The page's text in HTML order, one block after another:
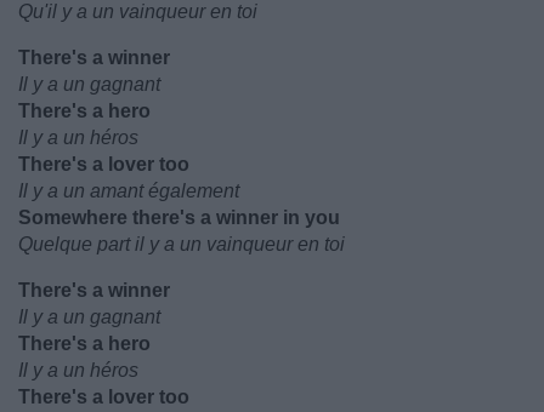
Qu'il y a un vainqueur en toi
There's a winner
Il y a un gagnant
There's a hero
Il y a un héros
There's a lover too
Il y a un amant également
Somewhere there's a winner in you
Quelque part il y a un vainqueur en toi
There's a winner
Il y a un gagnant
There's a hero
Il y a un héros
There's a lover too